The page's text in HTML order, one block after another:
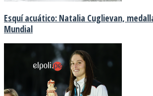
Esquí acuático: Natalia Cuglievan,
Mundial